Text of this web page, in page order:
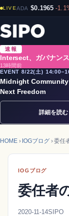
LIVEADA $0.1965 -
速報
Intersect、ガバナン
13時間前
EVENT 8/22(土)
Midnight
Next Freedom
詳細を読む
HOME› IOGブログ› 委任
IOGブログ
委任者
2020-11-14SIPO